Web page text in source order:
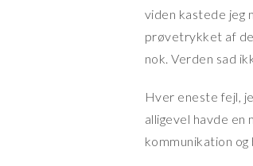
viden kastede jeg
prøvetrykket af
nok. Verden sad
Hver eneste fejl,
alligevel havde en
kommunikation og